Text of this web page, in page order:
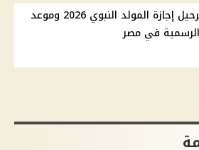
موقف ترحيل إجازة المولد النبوي 2026 وموعد
في مصر